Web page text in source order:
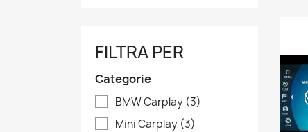
FILTRA PER
Categorie
BMW Carplay (3)
Mini Carplay (3)